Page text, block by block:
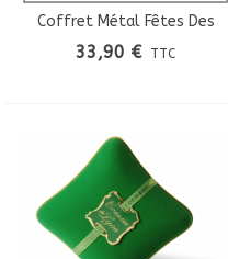
Coffret Métal Fêtes Des
Lumières Lyon - Collab
Orane Sigal
33,90 € TTC